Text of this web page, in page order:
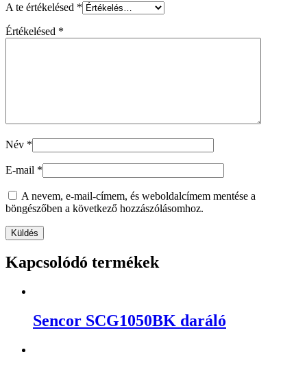
A te értékelésed *
Értékelésed *
Név *
E-mail *
A nevem, e-mail-címem, és weboldalcímem mentése a
böngészőben a következő hozzászólásomhoz.
Kapcsolódó termékek
Sencor SCG1050BK daráló